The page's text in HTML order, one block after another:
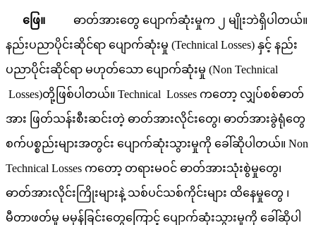
ဖြေ။ ဓာတ်အားတွေ ပျောက်ဆုံးမှုက ၂ မျိုးဘဲရှိပါတယ်။
နည်းပညာပိုင်းဆိုင်ရာ ပျောက်ဆုံးမှု (Technical Losses) နှင့် နည်း
ပညာပိုင်းဆိုင်ရာ မဟုတ်သော ပျောက်ဆုံးမှု (Non Technical
Losses)တို့ဖြစ်ပါတယ်။ Technical Losses ကတော့ လျှပ်စစ်ဓာတ်
အား ဖြတ်သန်းစီးဆင်းတဲ့ ဓာတ်အားလိုင်းတွေ၊ ဓာတ်အားခွဲရုံတွေ
စက်ပစ္စည်းများအတွင်း ပျောက်ဆုံးသွားမှုကို ခေါ်ဆိုပါတယ်။ Non
Technical Losses ကတော့ တရားမဝင် ဓာတ်အားသုံးစွဲမှုတွေ၊
ဓာတ်အားလိုင်းကြိုးများနဲ့ သစ်ပင်သစ်ကိုင်းများ ထိနေမှုတွေ ၊
မီတာဖတ်မှု မမှန်ခြင်းတွေကြောင့် ပျောက်ဆုံးသွားမှုကို ခေါ်ဆိုပါ